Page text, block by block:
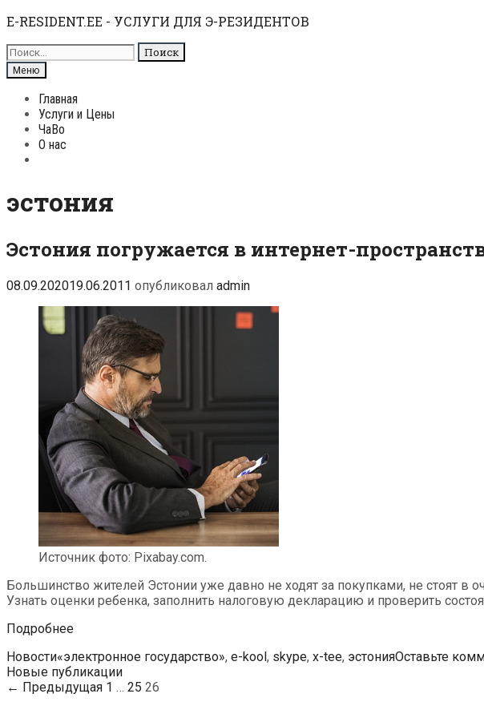
Перейти
содержимому
E-RESIDENT.EE - УСЛУГИ ДЛЯ Э-РЕЗИДЕНТОВ
Поиск
для:
Поиск
Меню
Главная
Услуги и Цены
ЧаВо
О нас
эстония
Эстония погружается в интернет-
08.09.202019.06.2011 опубликовал admin
Источник фото: Pixabay.com.
Большинство жителей Эстонии уже давно не ходят за покупками, не стоят в
Узнать оценки ребенка, заполнить налоговую декларацию и проверить
ПодробнееЭстония
в
интернет-
пространство
Рубрики
НовостиМетки
«электронное государство», e-kool, skype, x-tee, эстонияОставьте
Навигация
по
Новые публикации
← Предыдущая 1 … 25 26